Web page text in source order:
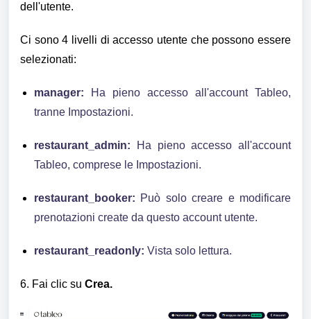
dell'utente.
Ci sono 4 livelli di accesso utente che possono essere
selezionati:
manager: Ha pieno accesso all'account Tableo,
tranne Impostazioni.
restaurant_admin: Ha pieno accesso all'account
Tableo, comprese le Impostazioni.
restaurant_booker: Può solo creare e modificare
prenotazioni create da questo account utente.
restaurant_readonly: Vista solo lettura.
6. Fai clic su Crea.